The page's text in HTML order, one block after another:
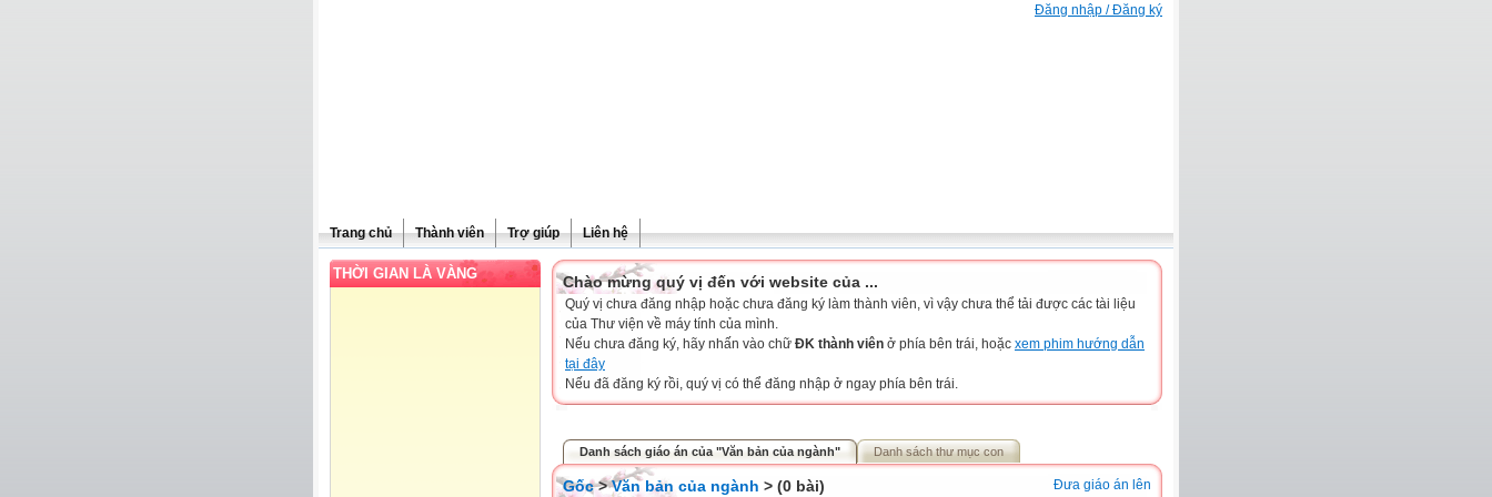
Đăng nhập / Đăng ký
Trang chủ Thành viên Trợ giúp Liên hệ
THỜI GIAN LÀ VÀNG Chào mừng quý vị đến với website của ...
Quý vị chưa đăng nhập hoặc chưa đăng ký làm thành viên, vì vậy chưa thể tải được các tài liệu
của Thư viện về máy tính của mình.
Nếu chưa đăng ký, hãy nhấn vào chữ ĐK thành viên ở phía bên trái, hoặc xem phim hướng dẫn
tại đây
Nếu đã đăng ký rồi, quý vị có thể đăng nhập ở ngay phía bên trái.
Danh sách giáo án của "Văn bản của ngành" Danh sách thư mục con
Đưa giáo án lên
Gốc>Văn bản của ngành > (0 bài)